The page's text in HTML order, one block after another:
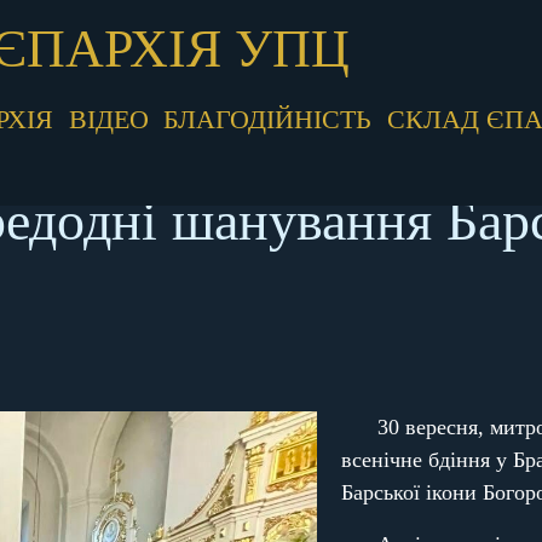
УПЦ
ВІДЕО БЛАГОДІЙНІСТЬ СКЛАД
шанування
30 вересня,
всенічне бдіння у
Барської ікони